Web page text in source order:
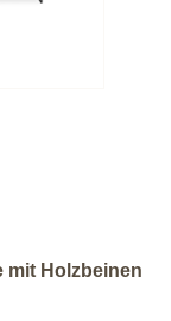
mit Holzbeinen